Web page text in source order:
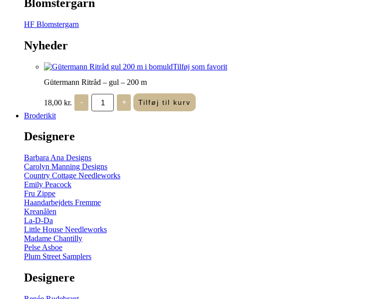
Blomstergarn
HF Blomstergarn
Nyheder
Tilføj som favorit
Gütermann Ritråd – gul – 200 m
18,00 kr. -
Gütermann
Ritråd
-
+ Tilføj til kurv
Broderikit
Designere
Barbara Ana Designs
Carolyn Manning Designs
Country Cottage Needleworks
Emily Peacock
Fru Zippe
Haandarbejdets Fremme
Kreanålen
La-D-Da
Little House Needleworks
Madame Chantilly
Pelse Asboe
Plum Street Samplers
Designere